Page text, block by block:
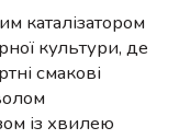
каталізатором
культури, де
смакові
із хвилею